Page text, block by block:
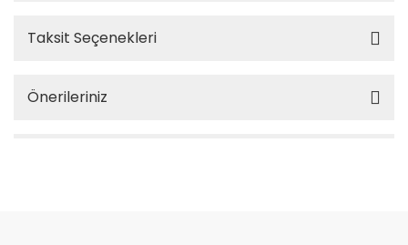
Taksit Seçenekleri
Önerileriniz